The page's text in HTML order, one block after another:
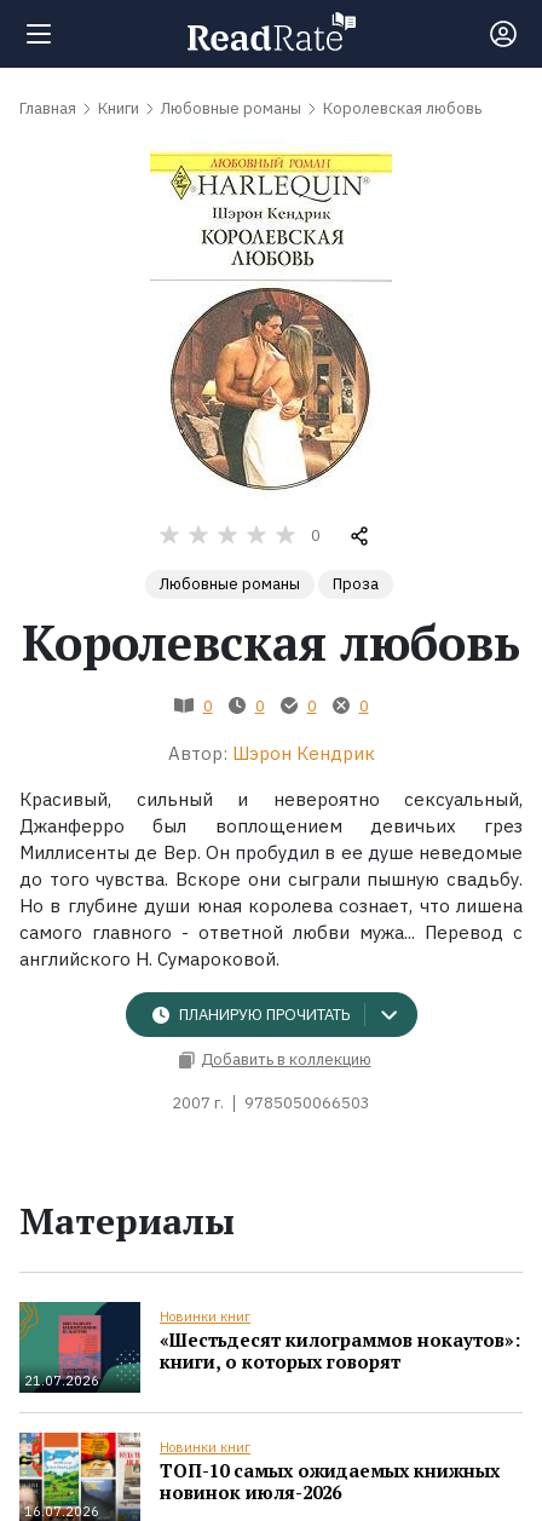
Поиск
Серии
Коллекции
Главная Книги Любовные романы Королевская любовь
0
Любовные романы Проза
Королевская любовь
0 0 0 0
Автор: Шэрон Кендрик
Красивый, сильный и невероятно сексуальный,
Джанферро был воплощением девичьих грез
Миллисенты де Вер. Он пробудил в ее душе неведомые
до того чувства. Вскоре они сыграли пышную свадьбу.
Но в глубине души юная королева сознает, что лишена
самого главного - ответной любви мужа... Перевод с
английского Н. Сумароковой.
ПЛАНИРУЮ ПРОЧИТАТЬ
Добавить в коллекцию
2007 г. 9785050066503
Материалы
21.07.2026
Новинки книг
«Шестьдесят килограммов нокаутов»:
книги, о которых говорят
16.07.2026
Новинки книг
ТОП-10 самых ожидаемых книжных
новинок июля-2026